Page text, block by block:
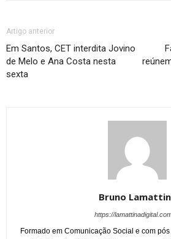
Artigo anterior
Em Santos, CET interdita Jovino
de Melo e Ana Costa nesta
sexta
Bruno
https://
Formado em Comunicação Social e com